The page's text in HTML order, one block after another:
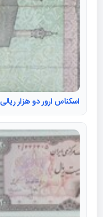
اسکناس ارور دو هزار ریالی